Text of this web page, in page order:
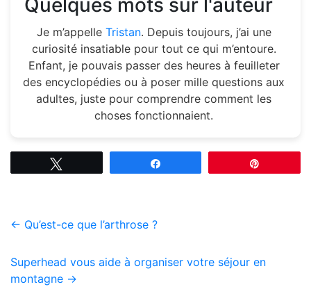
Je m’appelle Tristan. Depuis toujours, j’ai une
curiosité insatiable pour tout ce qui m’entoure.
Enfant, je pouvais passer des heures à feuilleter
des encyclopédies ou à poser mille questions aux
adultes, juste pour comprendre comment les
choses fonctionnaient.
← Qu’est-ce que l’arthrose ?
Superhead vous aide à organiser votre séjour en
montagne →